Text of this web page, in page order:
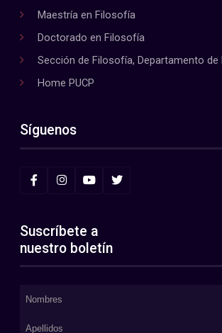
Maestría en Filosofía
Doctorado en Filosofía
Sección de Filosofía, Departamento de
Home PUCP
Síguenos
Suscríbete a
nuestro boletín